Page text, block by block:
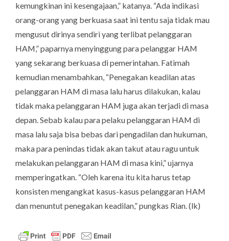
kemungkinan ini kesengajaan,” katanya. “Ada indikasi
orang-orang yang berkuasa saat ini tentu saja tidak mau
mengusut dirinya sendiri yang terlibat pelanggaran
HAM,” paparnya menyinggung para pelanggar HAM
yang sekarang berkuasa di pemerintahan. Fatimah
kemudian menambahkan, “Penegakan keadilan atas
pelanggaran HAM di masa lalu harus dilakukan, kalau
tidak maka pelanggaran HAM juga akan terjadi di masa
depan. Sebab kalau para pelaku pelanggaran HAM di
masa lalu saja bisa bebas dari pengadilan dan hukuman,
maka para penindas tidak akan takut atau ragu untuk
melakukan pelanggaran HAM di masa kini,” ujarnya
memperingatkan. “Oleh karena itu kita harus tetap
konsisten mengangkat kasus-kasus pelanggaran HAM
dan menuntut penegakan keadilan,” pungkas Rian. (lk)